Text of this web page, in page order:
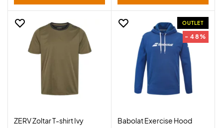
ZERV Zoltar T-shirt Ivy
OUTLET
- 48%
Babolat Exercise Hood